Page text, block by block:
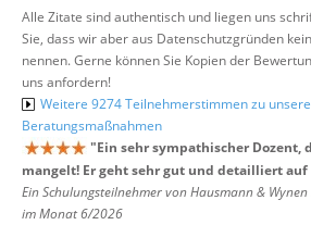
Alle Zitate sind authentisch und liegen uns
Sie, dass wir aber aus Datenschutzgründen
nennen. Gerne können Sie Kopien der
uns anfordern!
Weitere 9274 Teilnehmerstimmen zu
Beratungsmaßnahmen
"Ein sehr sympathischer Dozent,
mangelt! Er geht sehr gut und detailliert auf
Ein Schulungsteilnehmer von Hausmann &
im Monat 6/2026